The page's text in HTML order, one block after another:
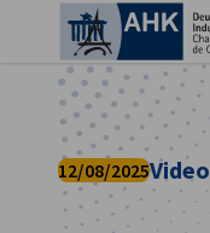
12/08/2025Video